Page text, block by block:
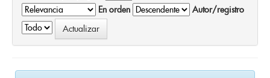
En orden
Autor/registro